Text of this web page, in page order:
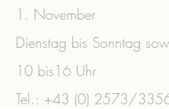
1. November
Dienstag bis Sonntag
10 bis16 Uhr
Tel.: +43 (0) 2573/